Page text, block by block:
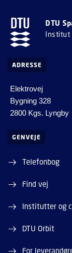
DTU
Institut
ADRESSE
Elektrovej
Bygning 328
2800 Kgs. Lyngby
GENVEJE
Telefonbog
Find vej
Institutter og
DTU Orbit
For